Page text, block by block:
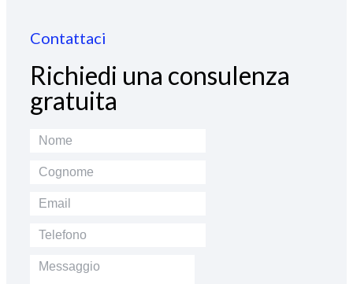
Contattaci
Richiedi una consulenza
gratuita